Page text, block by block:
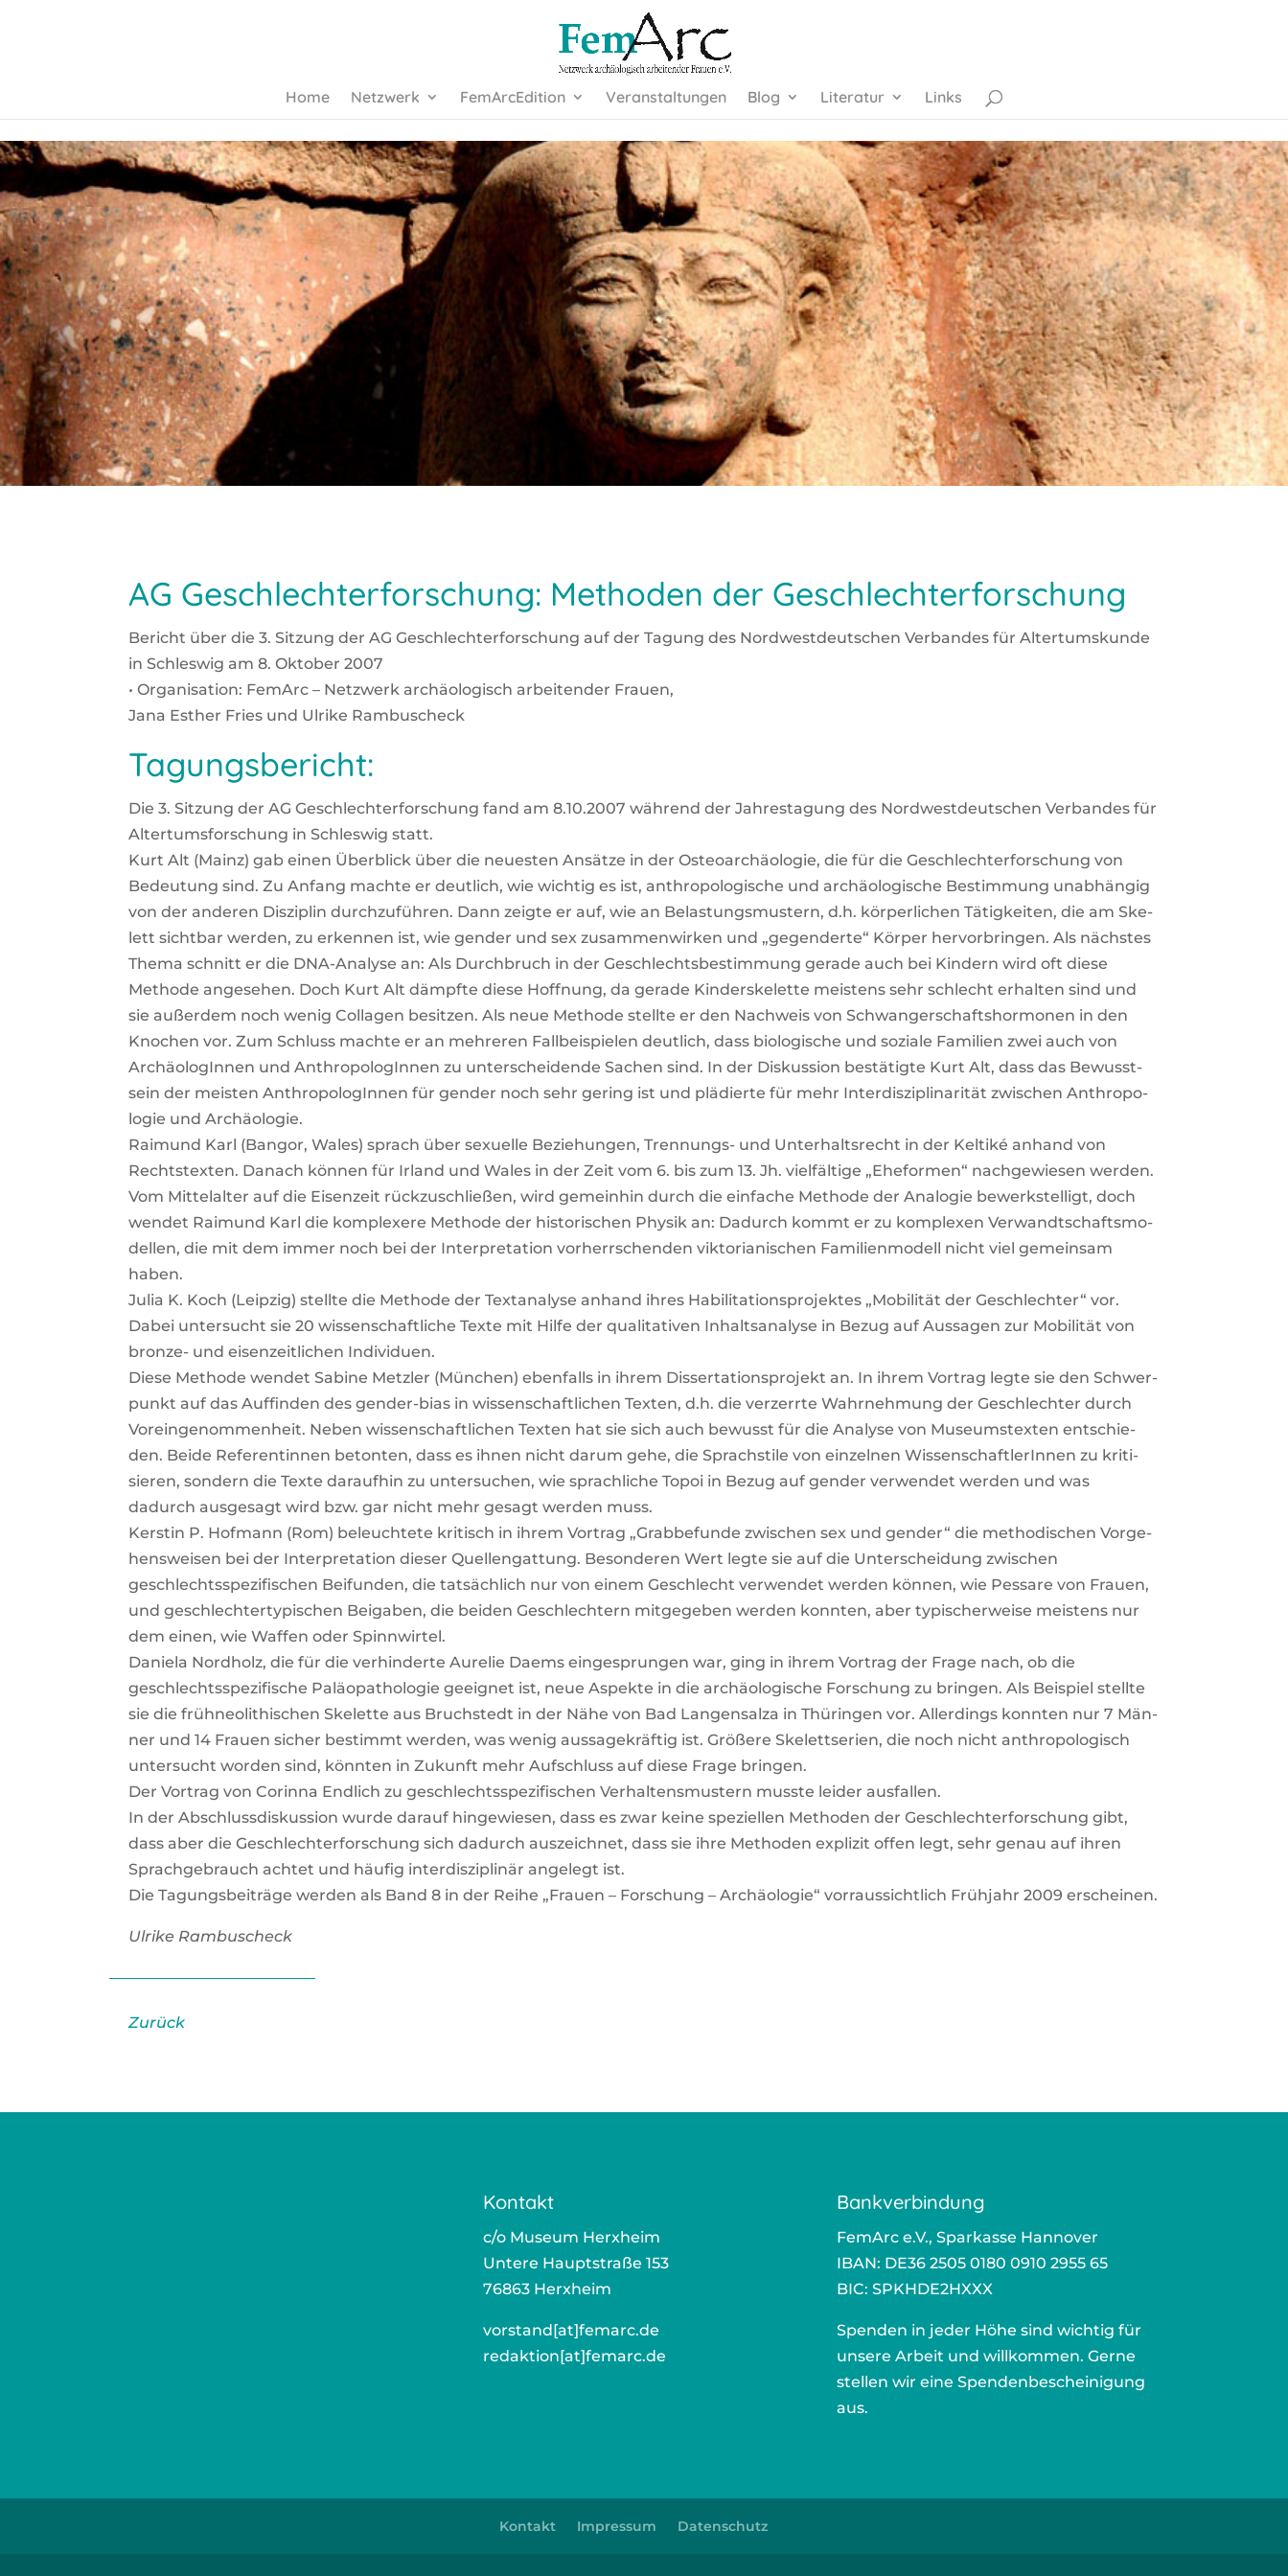
Home Netzwerk FemArcEdition Veranstaltungen Blog Literatur Links
AG Geschlechterforschung: Methoden der Geschlechterforschung
Bericht über die 3. Sit­zung der AG Geschlech­ter­for­schung auf der Tagung des Nord­west­deut­schen Ver­ban­des für Alter­tums­kun­de
in Schles­wig am 8. Okto­ber 2007
• Orga­ni­sa­ti­on: Fem­Arc – Netz­werk archäo­lo­gisch arbei­ten­der Frau­en,
Jana Esther Fries und Ulri­ke Ram­bu­scheck
Tagungsbericht:
Die 3. Sit­zung der AG Geschlech­ter­for­schung fand am 8.10.2007 wäh­rend der Jah­res­ta­gung des Nord­west­deut­schen Ver­ban­des für
Alter­tums­for­schung in Schles­wig statt.
Kurt Alt (Mainz) gab einen Über­blick über die neu­es­ten Ansät­ze in der Osteo­ar­chäo­lo­gie, die für die Geschlech­ter­for­schung von
Bedeu­tung sind. Zu Anfang mach­te er deut­lich, wie wich­tig es ist, anthro­po­lo­gi­sche und archäo­lo­gi­sche Bestim­mung unab­hän­gig
von der ande­ren Dis­zi­plin durch­zu­füh­ren. Dann zeig­te er auf, wie an Belas­tungs­mus­tern, d.h. kör­per­li­chen Tätig­kei­ten, die am Ske­
lett sicht­bar wer­den, zu erken­nen ist, wie gen­der und sex zusam­men­wir­ken und „gegen­der­te“ Kör­per her­vor­brin­gen. Als nächs­tes
The­ma schnitt er die DNA-Ana­ly­se an: Als Durch­bruch in der Geschlechts­be­stim­mung gera­de auch bei Kin­dern wird oft die­se
Metho­de ange­se­hen. Doch Kurt Alt dämpf­te die­se Hoff­nung, da gera­de Kin­der­ske­let­te meis­tens sehr schlecht erhal­ten sind und
sie außer­dem noch wenig Col­la­gen besit­zen. Als neue Metho­de stell­te er den Nach­weis von Schwan­ger­schafts­hor­mo­nen in den
Kno­chen vor. Zum Schluss mach­te er an meh­re­ren Fall­bei­spie­len deut­lich, dass bio­lo­gi­sche und sozia­le Fami­li­en zwei auch von
Archäo­lo­gIn­nen und Anthro­po­lo­gIn­nen zu unter­schei­den­de Sachen sind. In der Dis­kus­si­on bestä­tig­te Kurt Alt, dass das Bewusst­
sein der meis­ten Anthro­po­lo­gIn­nen für gen­der noch sehr gering ist und plä­dier­te für mehr Inter­dis­zi­pli­na­ri­tät zwi­schen Anthro­po­
lo­gie und Archäo­lo­gie.
Rai­mund Karl (Ban­gor, Wales) sprach über sexu­el­le Bezie­hun­gen, Tren­nungs- und Unter­halts­recht in der Kel­ti­ké anhand von
Rechts­tex­ten. Danach kön­nen für Irland und Wales in der Zeit vom 6. bis zum 13. Jh. viel­fäl­ti­ge „Ehe­for­men“ nach­ge­wie­sen wer­den.
Vom Mit­tel­al­ter auf die Eisen­zeit rück­zu­schlie­ßen, wird gemein­hin durch die ein­fa­che Metho­de der Ana­lo­gie bewerk­stel­ligt, doch
wen­det Rai­mund Karl die kom­ple­xe­re Metho­de der his­to­ri­schen Phy­sik an: Dadurch kommt er zu kom­ple­xen Ver­wandt­schafts­mo­
del­len, die mit dem immer noch bei der Inter­pre­ta­ti­on vor­herr­schen­den vik­to­ria­ni­schen Fami­li­en­mo­dell nicht viel gemein­sam
haben.
Julia K. Koch (Leip­zig) stell­te die Metho­de der Text­ana­ly­se anhand ihres Habi­li­ta­ti­ons­pro­jek­tes „Mobi­li­tät der Geschlech­ter“ vor.
Dabei unter­sucht sie 20 wis­sen­schaft­li­che Tex­te mit Hil­fe der qua­li­ta­ti­ven Inhalts­ana­ly­se in Bezug auf Aus­sa­gen zur Mobi­li­tät von
bron­ze- und eisen­zeit­li­chen Indi­vi­du­en.
Die­se Metho­de wen­det Sabi­ne Metz­ler (Mün­chen) eben­falls in ihrem Dis­ser­ta­ti­ons­pro­jekt an. In ihrem Vor­trag leg­te sie den Schwer­
punkt auf das Auf­fin­den des gen­der-bias in wis­sen­schaft­li­chen Tex­ten, d.h. die ver­zerr­te Wahr­neh­mung der Geschlech­ter durch
Vor­ein­ge­nom­men­heit. Neben wis­sen­schaft­li­chen Tex­ten hat sie sich auch bewusst für die Ana­ly­se von Muse­umstex­ten ent­schie­
den. Bei­de Refe­ren­tin­nen beton­ten, dass es ihnen nicht dar­um gehe, die Sprach­sti­le von ein­zel­nen Wis­sen­schaft­le­rIn­nen zu kri­ti­
sie­ren, son­dern die Tex­te dar­auf­hin zu unter­su­chen, wie sprach­li­che Topoi in Bezug auf gen­der ver­wen­det wer­den und was
dadurch aus­ge­sagt wird bzw. gar nicht mehr gesagt wer­den muss.
Kers­tin P. Hof­mann (Rom) beleuch­te­te kri­tisch in ihrem Vor­trag „Grab­be­fun­de zwi­schen sex und gen­der“ die metho­di­schen Vor­ge­
hens­wei­sen bei der Inter­pre­ta­ti­on die­ser Quel­len­gat­tung. Beson­de­ren Wert leg­te sie auf die Unter­schei­dung zwi­schen
geschlechts­spe­zi­fi­schen Bei­fun­den, die tat­säch­lich nur von einem Geschlecht ver­wen­det wer­den kön­nen, wie Pes­sa­re von Frau­en,
und geschlech­ter­ty­pi­schen Bei­ga­ben, die bei­den Geschlech­tern mit­ge­ge­ben wer­den konn­ten, aber typi­scher­wei­se meis­tens nur
dem einen, wie Waf­fen oder Spinn­wir­tel.
Danie­la Nord­holz, die für die ver­hin­der­te Aure­lie Daems ein­ge­sprun­gen war, ging in ihrem Vor­trag der Fra­ge nach, ob die
geschlechts­spe­zi­fi­sche Paläo­pa­tho­lo­gie geeig­net ist, neue Aspek­te in die archäo­lo­gi­sche For­schung zu brin­gen. Als Bei­spiel stell­te
sie die früh­neo­li­thi­schen Ske­let­te aus Bruch­stedt in der Nähe von Bad Lan­gen­sal­za in Thü­rin­gen vor. Aller­dings konn­ten nur 7 Män­
ner und 14 Frau­en sicher bestimmt wer­den, was wenig aus­sa­ge­kräf­tig ist. Grö­ße­re Ske­lett­se­ri­en, die noch nicht anthro­po­lo­gisch
unter­sucht wor­den sind, könn­ten in Zukunft mehr Auf­schluss auf die­se Fra­ge brin­gen.
Der Vor­trag von Corin­na End­lich zu geschlechts­spe­zi­fi­schen Ver­hal­tens­mus­tern muss­te lei­der aus­fal­len.
In der Abschluss­dis­kus­si­on wur­de dar­auf hin­ge­wie­sen, dass es zwar kei­ne spe­zi­el­len Metho­den der Geschlech­ter­for­schung gibt,
dass aber die Geschlech­ter­for­schung sich dadurch aus­zeich­net, dass sie ihre Metho­den expli­zit offen legt, sehr genau auf ihren
Sprach­ge­brauch ach­tet und häu­fig inter­dis­zi­pli­när ange­legt ist.
Die Tagungs­bei­trä­ge wer­den als Band 8 in der Rei­he „Frau­en – For­schung – Archäo­lo­gie“ vorraus­sicht­lich Früh­jahr 2009 erschei­nen.
Ulri­ke Ram­bu­scheck
Zurück
Kontakt
c/o Muse­um Herx­heim
Unte­re Haupt­stra­ße 153
76863 Herx­heim
vorstand[at]femarc.de
redaktion[at]femarc.de
Bankverbindung
Fem­Arc e.V., Spar­kas­se Han­no­ver
IBAN: DE36 2505 0180 0910 2955 65
BIC: SPKHDE2HXXX
Spen­den in jeder Höhe sind wich­tig für
unse­re Arbeit und will­kom­men. Ger­ne
stel­len wir eine Spen­den­be­schei­ni­gung
aus.
Kontakt Impressum Datenschutz